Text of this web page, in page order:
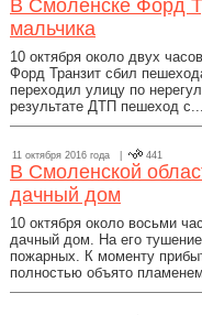
В Смоленске Форд
мальчика
10 октября около двух
Форд Транзит сбил
переходил улицу по
результате ДТП пешеход с...
11 октября 2016 года | 441
В Смоленской
дачный дом
10 октября около восьми
дачный дом. На его
пожарных. К моменту
полностью объято